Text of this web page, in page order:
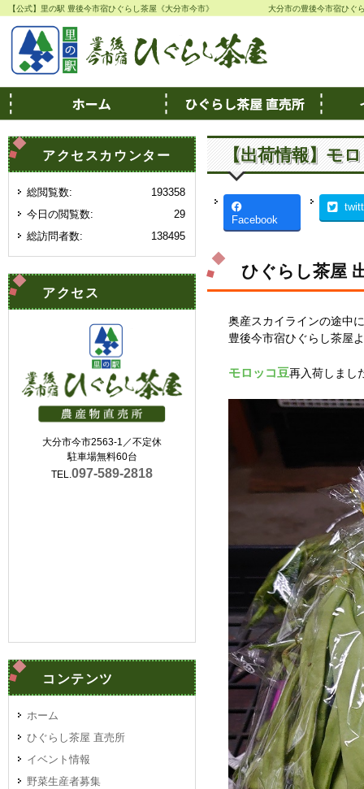
【公式】里の駅 豊後今市宿ひぐらし茶屋《大分市今市》 大分市の豊後今市宿ひぐ
【出荷情報】モ
Facebook
ひぐらし茶屋
奥産スカイラインの途中
豊後今市宿ひぐらし茶屋
モロッコ豆再入荷しまし
アクセスカウンター
193358
総閲覧数:
29
今日の閲覧数:
138495
総訪問者数:
アクセス
大分市今市2563-1／不定休
駐車場無料60台
TEL.097-589-2818
コンテンツ
ホーム
ひぐらし茶屋 直売所
イベント情報
野菜生産者募集